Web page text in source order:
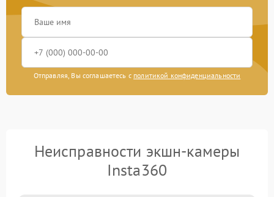
Отправляя, Вы соглашаетесь с политикой конфиденциальности
Неисправности экшн-камеры
Insta360